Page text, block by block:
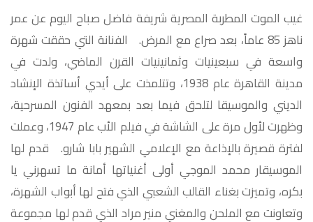
غيب الموت المطربة المصرية شريفة فاضل صباح اليوم عن عمر
ناهز 85 عاماً، بعد صراع مع المرض. الفنانة التي حققت شهرة
واسعة في سبعينيات وثمانينيات القرن الماضي، ولدت في
مدينة القاهرة عام 1938، وتتلمذت على أيدي أساتذة الإنشاد
الديني والموسيقا لتلحق فيما بعد بمعهد الفنون المسرحية،
وظهرت لأول مرة على الشاشة في فيلم الأب عام 1947، وعملت
لفترة قصيرة بالإذاعة مع الإعلامي الشهير بابا شارو. قدم لها
الموسيقار محمد الموجي أولى أغنياتها أمانة ما تسهرني يا
بكره، وتميزت بغناء القالب الشعبي الذي فتح لها أبواب الشهرة،
وتعاونت مع الملحن والمغني منير مراد الذي قدم لها مجموعة